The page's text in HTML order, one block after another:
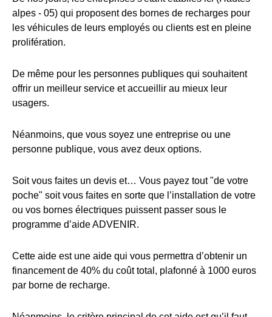
alpes - 05) qui proposent des bornes de recharges pour
les véhicules de leurs employés ou clients est en pleine
prolifération.
De même pour les personnes publiques qui souhaitent
offrir un meilleur service et accueillir au mieux leur
usagers.
Néanmoins, que vous soyez une entreprise ou une
personne publique, vous avez deux options.
Soit vous faites un devis et… Vous payez tout "de votre
poche" soit vous faites en sorte que l’installation de votre
ou vos bornes électriques puissent passer sous le
programme d’aide ADVENIR.
Cette aide est une aide qui vous permettra d’obtenir un
financement de 40% du coût total, plafonné à 1000 euros
par borne de recharge.